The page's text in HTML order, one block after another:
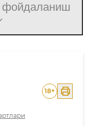
18+
фойдаланиш